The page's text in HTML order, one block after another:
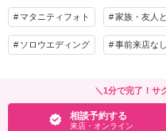
相談予約する
来店・オンライン
衣装追加
家族と撮影 家族
税込￥55,000迄のグレードアップ衣装
ンタルお二人分・アテンドスタッフ撮
新郎ヘアメイク・洋装靴レンタル・和
マタニティフォト 家族・友人
ソロウエディング 事前来店な
＼1分で完了！サ
相談予約する
来店・オンライン